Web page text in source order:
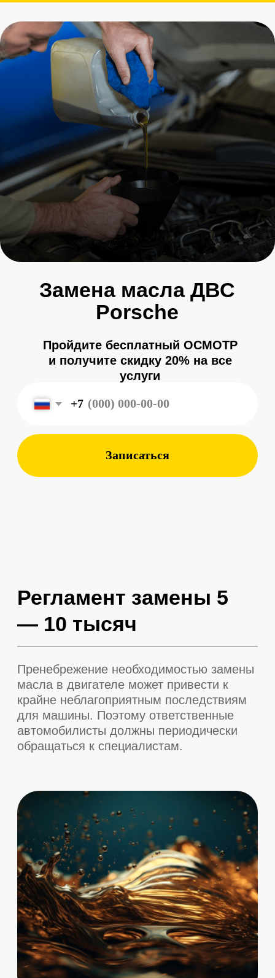
Замена масла ДВС
Porsche
Пройдите бесплатный ОСМОТР
и получите скидку 20% на все
+7
Одна из самых важных
технических процедур
является замена масла в
двигателе
Замена масла в двигателе Porsche
должна производиться через каждые 5 -
10 тысяч километров или не реже, чем
раз в год. Однако эти показатели
являются приблизительными, и частота
замены зависит от нескольких факторов:
— 10 тысяч
Пренебрежение необходимостью замены
Интенсивность использования
Записаться на замену
Время года
Состояние двигателя Качества масла